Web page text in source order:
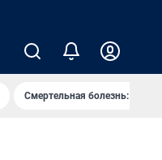
Смертельная болезнь: